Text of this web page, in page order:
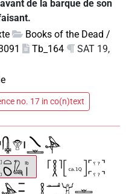
de la barque de son
Books of the Dead /
Tb_164
SAT 19,
no. 17 in co(n)text